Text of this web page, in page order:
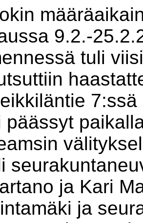
9.2.-
tuli
päässyt
ja Kari
ja